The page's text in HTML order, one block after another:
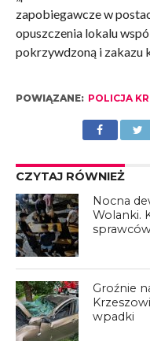
zapobiegawcze w
opuszczenia lokalu
pokrzywdzoną i zakazu
POWIĄZANE: POLICJA
CZYTAJ RÓWNIEŻ
Nocna
Wolanki.
Groźnie
wpadki